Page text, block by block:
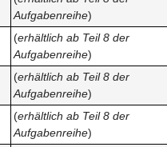
Aufgabenreihe)
(erhältlich ab Teil 8 der
Aufgabenreihe)
(erhältlich ab Teil 8 der
Aufgabenreihe)
(erhältlich ab Teil 8 der
Aufgabenreihe)